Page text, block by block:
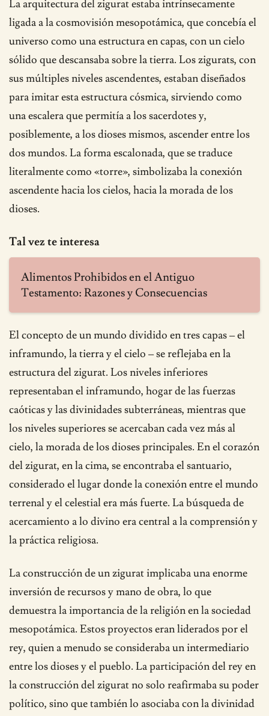
La arquitectura del zigurat estaba intrínsecamente
ligada a la cosmovisión mesopotámica, que concebía el
universo como una estructura en capas, con un cielo
sólido que descansaba sobre la tierra. Los zigurats, con
sus múltiples niveles ascendentes, estaban diseñados
para imitar esta estructura cósmica, sirviendo como
una escalera que permitía a los sacerdotes y,
posiblemente, a los dioses mismos, ascender entre los
dos mundos. La forma escalonada, que se traduce
literalmente como «torre», simbolizaba la conexión
ascendente hacia los cielos, hacia la morada de los
dioses.
Tal vez te interesa
Alimentos Prohibidos en el Antiguo
Testamento: Razones y Consecuencias
El concepto de un mundo dividido en tres capas – el
inframundo, la tierra y el cielo – se reflejaba en la
estructura del zigurat. Los niveles inferiores
representaban el inframundo, hogar de las fuerzas
caóticas y las divinidades subterráneas, mientras que
los niveles superiores se acercaban cada vez más al
cielo, la morada de los dioses principales. En el corazón
del zigurat, en la cima, se encontraba el santuario,
considerado el lugar donde la conexión entre el mundo
terrenal y el celestial era más fuerte. La búsqueda de
acercamiento a lo divino era central a la comprensión y
la práctica religiosa.
La construcción de un zigurat implicaba una enorme
inversión de recursos y mano de obra, lo que
demuestra la importancia de la religión en la sociedad
mesopotámica. Estos proyectos eran liderados por el
rey, quien a menudo se consideraba un intermediario
entre los dioses y el pueblo. La participación del rey en
la construcción del zigurat no solo reafirmaba su poder
político, sino que también lo asociaba con la divinidad